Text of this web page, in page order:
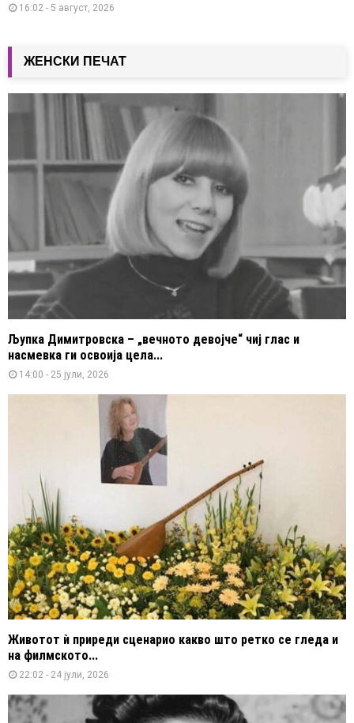
16:02 - 5 август, 2026
ЖЕНСКИ ПЕЧАТ
Љупка Димитровска – „вечното девојче“ чиј глас и
насмевка ги освоија цела...
14:00 - 25 јули, 2026
Животот ѝ приреди сценарио какво што ретко се гледа и
на филмското...
22:02 - 24 јули, 2026